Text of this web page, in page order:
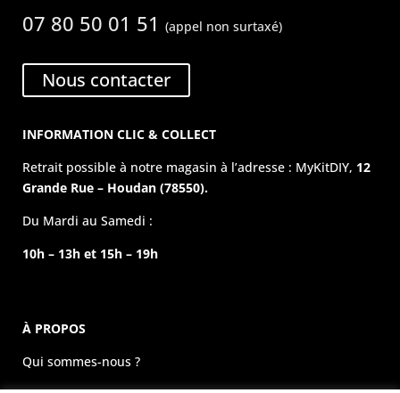
07 80 50 01 51(appel non surtaxé)
Nous contacter
INFORMATION CLIC & COLLECT
Retrait possible à notre magasin à l’adresse : MyKitDIY, 12
Grande Rue – Houdan (78550).
Du Mardi au Samedi :
10h – 13h et 15h – 19h
À PROPOS
Qui sommes-nous ?